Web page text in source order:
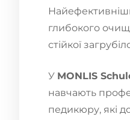
глибокого
стійкої
У MONLIS
навчають
педикюру, які